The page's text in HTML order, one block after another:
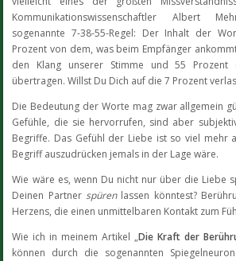
Kommunikationswissenschaftler Albert
sogenannte 7-38-55-Regel: Der Inhalt der
Prozent von dem, was beim Empfänger
den Klang unserer Stimme und 55 Prozent
übertragen. Willst Du Dich auf die 7 Prozent
Die Bedeutung der Worte mag zwar allgemein
Gefühle, die sie hervorrufen, sind aber
Begriffe. Das Gefühl der Liebe ist so viel mehr
Begriff auszudrücken jemals in der Lage wäre.
Wie wäre es, wenn Du nicht nur über die Liebe
Deinen Partnerspürenlassen könntest?
Herzens, die einen unmittelbaren Kontakt zum
Wie ich in meinem Artikel „Die Kraft der
können durch die sogenannten